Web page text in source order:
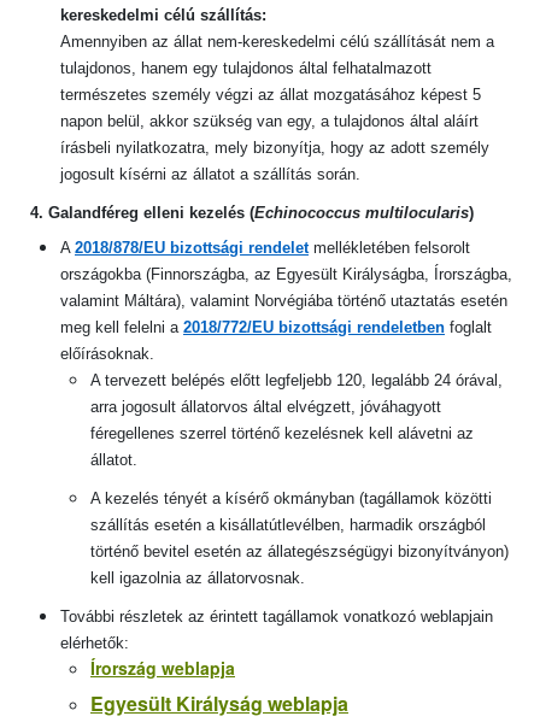
kereskedelmi célú szállítás:
Amennyiben az állat nem-kereskedelmi célú szállítását nem a
tulajdonos, hanem egy tulajdonos által felhatalmazott
természetes személy végzi az állat mozgatásához képest 5
napon belül, akkor szükség van egy, a tulajdonos által aláírt
írásbeli nyilatkozatra, mely bizonyítja, hogy az adott személy
jogosult kísérni az állatot a szállítás során.
4. Galandféreg elleni kezelés (Echinococcus multilocularis)
A 2018/878/EU bizottsági rendeletmellékletében felsorolt
országokba (Finnországba, az Egyesült Királyságba, Írországba,
valamint Máltára), valamint Norvégiába történő utaztatás esetén
meg kell felelni a 2018/772/EU bizottsági rendeletben foglalt
előírásoknak.
A tervezett belépés előtt legfeljebb 120, legalább 24 órával,
arra jogosult állatorvos által elvégzett, jóváhagyott
féregellenes szerrel történő kezelésnek kell alávetni az
állatot.
A kezelés tényét a kísérő okmányban (tagállamok közötti
szállítás esetén a kisállatútlevélben, harmadik országból
történő bevitel esetén az állategészségügyi bizonyítványon)
kell igazolnia az állatorvosnak.
További részletek az érintett tagállamok vonatkozó weblapjain
elérhetők:
Írország weblapja
Egyesült Királyság weblapja